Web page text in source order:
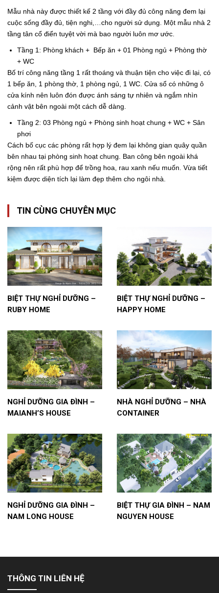
Mẫu nhà này được thiết kế 2 tầng với đầy đủ công năng đem lại
cuộc sống đầy đủ, tiện nghi,…cho người sử dụng. Một mẫu nhà 2
tầng tân cổ điển tuyệt vời mà bao người luôn mơ ước.
Tầng 1: Phòng khách + Bếp ăn + 01 Phòng ngủ + Phòng thờ
+ WC
Bố trí công năng tầng 1 rất thoáng và thuận tiện cho việc đi lại, có
1 bếp ăn, 1 phòng thờ, 1 phòng ngủ, 1 WC. Cửa sổ có những ô
cửa kính nên luôn đón được ánh sáng tự nhiên và ngắm nhìn
cảnh vật bên ngoài một cách dễ dàng.
Tầng 2: 03 Phòng ngủ + Phòng sinh hoạt chung + WC + Sân
phơi
Cách bố cục các phòng rất hợp lý đem lại không gian quây quần
bên nhau tại phòng sinh hoạt chung. Ban công bên ngoài khá
rộng nên rất phù hợp để trồng hoa, rau xanh nếu muốn. Vừa tiết
kiệm được diện tích lại làm đẹp thêm cho ngôi nhà.
TIN CÙNG CHUYÊN MỤC
BIỆT THỰ NGHỈ DƯỠNG –
RUBY HOME
BIỆT THỰ NGHỈ DƯỠNG –
HAPPY HOME
NGHỈ DƯỠNG GIA ĐÌNH –
MAIANH’S HOUSE
NHÀ NGHỈ DƯỠNG – NHÀ
CONTAINER
NGHỈ DƯỠNG GIA ĐÌNH –
NAM LONG HOUSE
BIỆT THỰ GIA ĐÌNH – NAM
NGUYEN HOUSE
THÔNG TIN LIÊN HỆ